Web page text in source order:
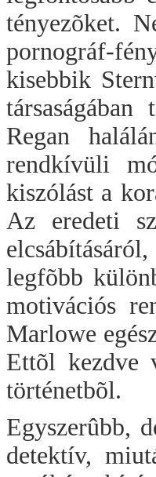
tényezõket.
pornográf-
kisebbik
Regan
rendkívüli
kiszólást a
Az eredeti
legfõbb
motivációs
Marlowe
Ettõl kezdve
történetbõl.
Egyszerûbb,
detektív,